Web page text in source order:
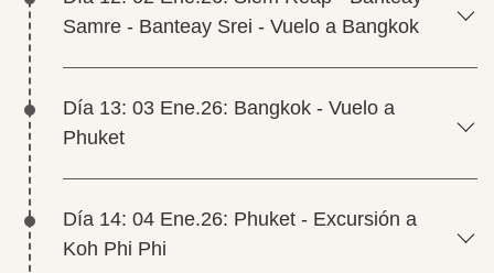
Samre - Banteay Srei - Vuelo a Bangkok
Día 13: 03 Ene.26: Bangkok - Vuelo a
Phuket
Día 14: 04 Ene.26: Phuket - Excursión a
Koh Phi Phi